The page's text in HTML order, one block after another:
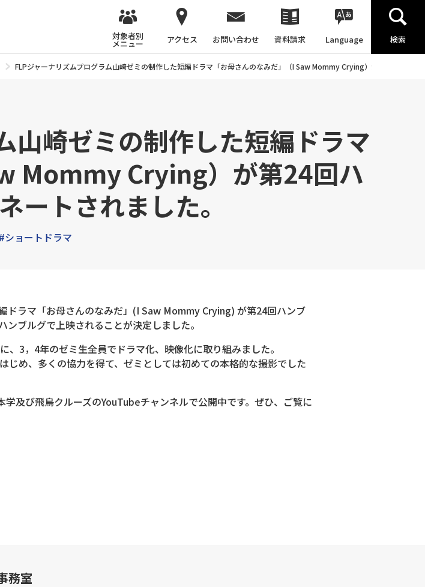
対象者別
メニュー アクセス お問い合わせ 資料請求 Language 検索
FLPジャーナリズムプログラム山崎ゼミの制作した短編ドラマ「お母さんのなみだ」（I Saw Mommy Crying）が第24回ハン
山崎ゼミの制作した短編ドラマ
Mommy Crying）が第24回ハ
ートされました。
#ショートドラマ
ドラマ「お母さんのなみだ」(I Saw Mommy Crying) が第24回ハンブ
ブルグで上映されることが決定しました。
3，4年のゼミ生全員でドラマ化、映像化に取り組みました。
め、多くの協力を得て、ゼミとしては初めての本格的な撮影でした
及び飛鳥クルーズのYouTubeチャンネルで公開中です。ぜひ、ご覧に
務室